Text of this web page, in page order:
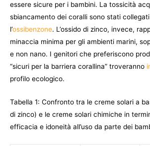
essere sicure per i bambini. La tossicità
sbiancamento dei coralli sono stati
l’ossibenzone. L’ossido di zinco, invece,
minaccia minima per gli ambienti marini,
e non nano. I genitori che preferiscono
“sicuri per la barriera corallina” troveranno
profilo ecologico.
Tabella 1: Confronto tra le creme solari a
di zinco) e le creme solari chimiche in
efficacia e idoneità all’uso da parte dei